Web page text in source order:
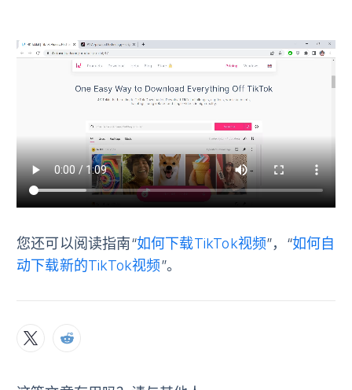
您还可以阅读指南“如何下载TikTok视频”，“如何自
动下载新的TikTok视频”。